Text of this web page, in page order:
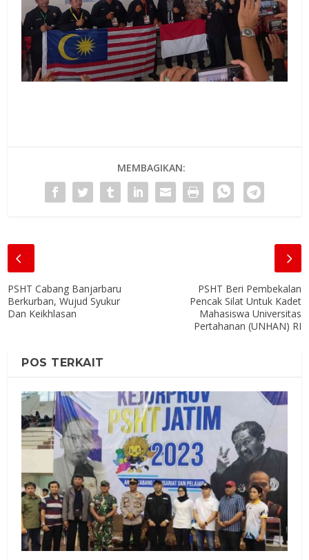
MEMBAGIKAN:
PSHT Cabang Banjarbaru
Berkurban, Wujud Syukur
Dan Keikhlasan
PSHT Beri Pembekalan
Pencak Silat Untuk Kadet
Mahasiswa Universitas
Pertahanan (UNHAN) RI
POS TERKAIT